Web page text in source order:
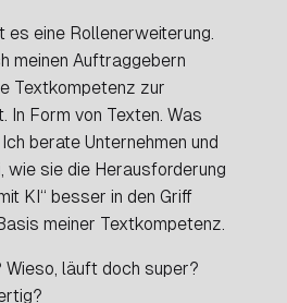
es eine Rollenerweiterung.
meinen Auftraggebern
Textkompetenz zur
In Form von Texten. Was
berate Unternehmen und
wie sie die Herausforderung
KI“ besser in den Griff
meiner Textkompetenz.
Wieso, läuft doch super?